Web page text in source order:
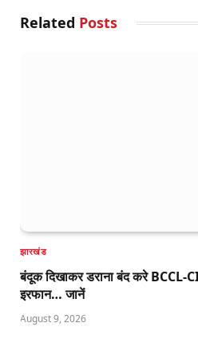
Related Posts
झारखंड
बंदूक दिखाकर डराना बंद करे BCCL-
इरफान… जानें
August 9, 2026